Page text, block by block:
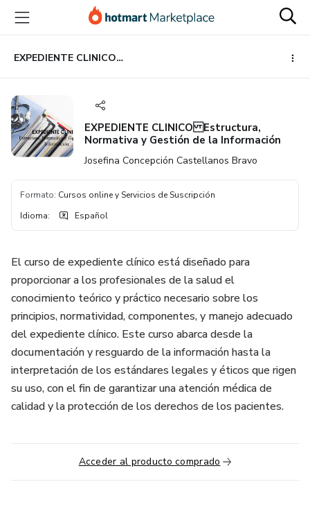
principal
página
de
página
EXPEDIENTE CLINICO Estructura, Normativa y Gestión de la Información
EXPEDIENTE CLINICO Estructura,
Normativa y Gestión de la Información
Josefina Concepción Castellanos Bravo
Formato: Cursos online y Servicios de Suscripción
Idioma: Español
El curso de expediente clínico está diseñado para
proporcionar a los profesionales de la salud el
conocimiento teórico y práctico necesario sobre los
principios, normatividad, componentes, y manejo adecuado
del expediente clínico. Este curso abarca desde la
documentación y resguardo de la información hasta la
interpretación de los estándares legales y éticos que rigen
su uso, con el fin de garantizar una atención médica de
calidad y la protección de los derechos de los pacientes.
Acceder al producto comprado